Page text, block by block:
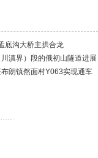
底沟大桥主拱合龙
滇界）段的俄初山隧道进展
朗镇然面村Y063实现通车